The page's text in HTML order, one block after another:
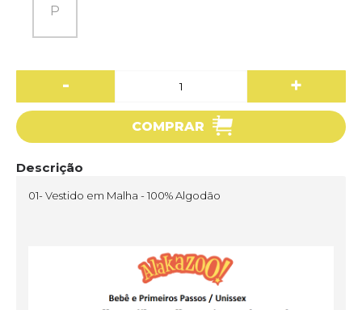
P
- +
COMPRAR
Descrição
01- Vestido em Malha - 100% Algodão